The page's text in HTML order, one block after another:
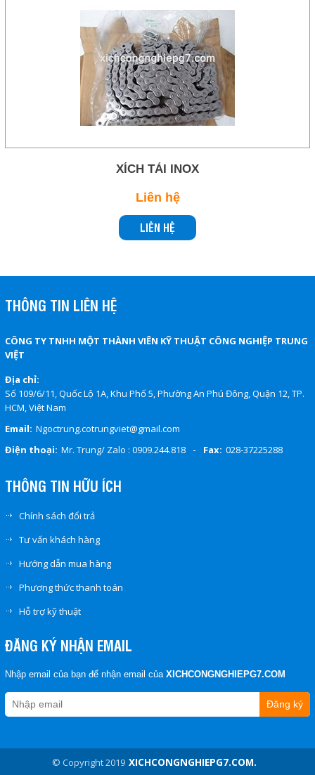
XÍCH TẢI INOX
Liên hệ
LIÊN HỆ
THÔNG TIN LIÊN HỆ
CÔNG TY TNHH MỘT THÀNH VIÊN KỸ THUẬT CÔNG NGHIỆP TRUNG
VIỆT
Địa chỉ:
Số 109/6/11, Quốc Lộ 1A, Khu Phố 5, Phường An Phú Đông, Quận 12, TP.
HCM, Việt Nam
Email: Ngoctrung.cotrungviet@gmail.com
Điện thoại: Mr. Trung/ Zalo : 0909.244.818 - Fax: 028-37225288
THÔNG TIN HỮU ÍCH
Chính sách đổi trả
Tư vấn khách hàng
Hướng dẫn mua hàng
Phương thức thanh toán
Hỗ trợ kỹ thuật
ĐĂNG KÝ NHẬN EMAIL
Nhập email của bạn để nhận email của XICHCONGNGHIEPG7.COM
Đăng ký
© Copyright 2019 XICHCONGNGHIEPG7.COM.
HotLine
0909 244 818
COPYRIGHT 2019. ALL RIGHTS RESERVED